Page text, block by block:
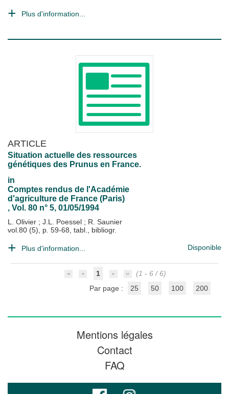
Plus d'information...
ARTICLE
Situation actuelle des ressources
génétiques des Prunus en France.
in
Comptes rendus de l'Académie
d'agriculture de France (Paris)
, Vol. 80 n° 5, 01/05/1994
L. Olivier ; J.L. Poessel ; R. Saunier
vol.80 (5), p. 59-68, tabl., bibliogr.
Plus d'information... Disponible
1
(1 - 6 / 6)
Par page :
25 50 100 200
Mentions légales
Contact
FAQ